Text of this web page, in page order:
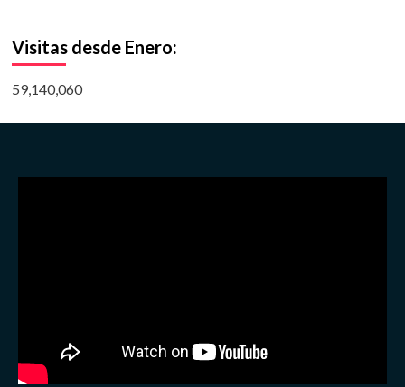
Visitas desde Enero:
59,140,060